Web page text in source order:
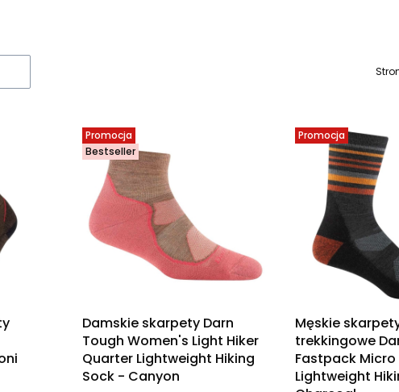
Promocja
Bestseller
Damskie skarpety Darn
Tough Women's Light Hiker
Quarter Lightweight Hiking
Sock - Canyon
Promocja
Męskie
trekkingowe
Fastpack Micro
Lightweight